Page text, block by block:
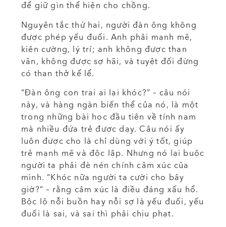
để giữ gìn thể hiện cho chồng.
Nguyên tắc thứ hai, người đàn ông không
được phép yếu đuối. Anh phải mạnh mẽ,
kiên cường, lý trí; anh không được than
vãn, không được sợ hãi, và tuyệt đối đừng
có than thở kể lể.
“Đàn ông con trai ai lại khóc?” – câu nói
này, và hàng ngàn biến thể của nó, là một
trong những bài học đầu tiên về tính nam
mà nhiều đứa trẻ được dạy. Câu nói ấy
luôn được cho là chỉ dùng với ý tốt, giúp
trẻ mạnh mẽ và độc lập. Nhưng nó lại buộc
người ta phải đè nén chính cảm xúc của
mình. “Khóc nữa người ta cười cho bây
giờ?” – rằng cảm xúc là điều đáng xấu hổ.
Bộc lộ nỗi buồn hay nỗi sợ là yếu đuối, yếu
đuối là sai, và sai thì phải chịu phạt.